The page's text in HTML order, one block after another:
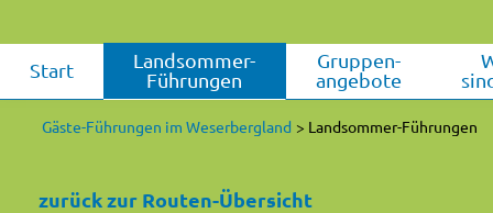
Start
Landsommer-
Führungen
Gruppen-
angebote
Gäste-Führungen im Weserbergland Landsommer-Führungen
zurück zur Routen-Übersicht